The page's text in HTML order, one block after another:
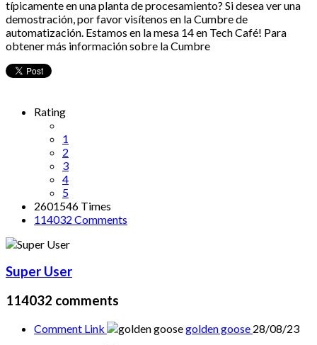
típicamente en una planta de procesamiento? Si desea ver una
demostración, por favor visítenos en la Cumbre de
automatización. Estamos en la mesa 14 en Tech Café! Para
obtener más información sobre la Cumbre
Rating
1
2
3
4
5
2601546 Times
114032 Comments
Super User
114032 comments
Comment Link golden goose 28/08/23